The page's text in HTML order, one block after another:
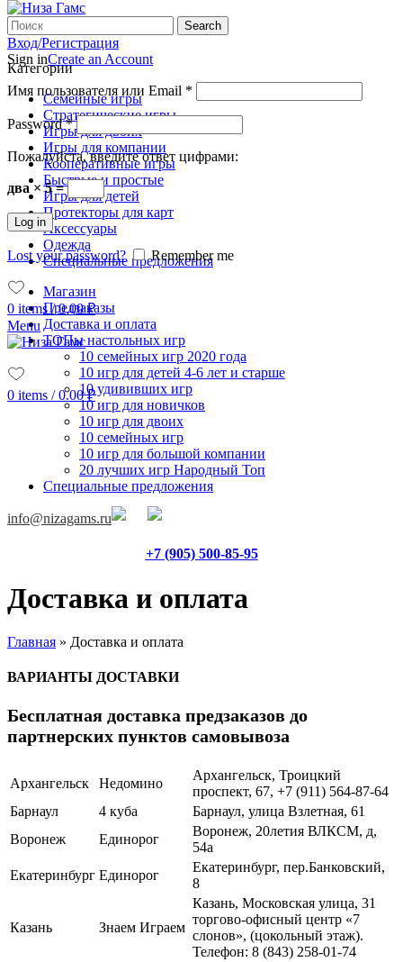
Search
Вход/Регистрация
Sign inCreate an Account
Имя пользователя или Email *
Password*
Пожалуйста, введите ответ цифрами:
два × 5 =
Log in
Lost your password? Remember me
0 items / 0.00₽
Menu
0 items / 0.00₽
Категории
Семейные игры
Стратегические игры
Игры для двоих
Игры для компании
Кооперативные игры
Быстрые и простые
Игры для детей
Протекторы для карт
Аксессуары
Одежда
Специальные предложения
Магазин
Предзаказы
Доставка и оплата
ТОПы настольных игр
10 семейных игр 2020 года
10 игр для детей 4-6 лет и старше
10 удививших игр
10 игр для новичков
10 игр для двоих
10 семейных игр
10 игр для большой компании
20 лучших игр Народный Топ
Специальные предложения
info@nizagams.ru
+7 (905) 500-85-95
Доставка и оплата
Главная » Доставка и оплата
ВАРИАНТЫ ДОСТАВКИ
Бесплатная доставка предзаказов до
партнерских пунктов самовывоза
Архангельск Недомино
Архангельск, Троицкий
проспект, 67, +7 (911) 564-87-64
Барнаул
4 куба
Барнаул, улица Взлетная, 61
Воронеж
Единорог
Воронеж, 20летия ВЛКСМ, д,
54а
Екатеринбург Единорог
Екатеринбург, пер.Банковский,
8
Казань Знаем Играем
Казань, Московская улица, 31
торгово-офисный центр «7
слонов», (цокольный этаж).
Телефон: 8 (843) 258-01-74